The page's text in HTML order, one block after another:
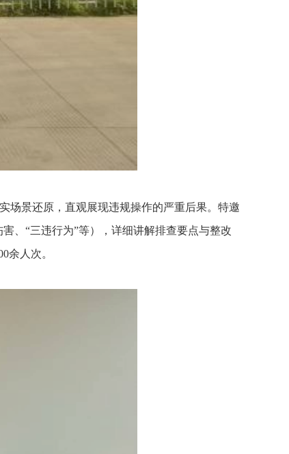
场景还原，直观展现违规操作的严重后果。特邀
、“三违行为”等），详细讲解排查要点与整改
余人次。